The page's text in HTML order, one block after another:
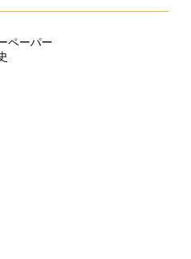
げ！
ペーパー